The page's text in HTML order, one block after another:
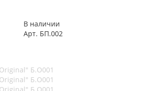
В наличии
Арт. БП.002